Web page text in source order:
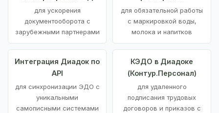
для ускорения
документооборота с
зарубежными партнерами
для обязательной работы
с маркировкой воды,
молока и напитков
Интеграция Диадок по
API
для синхронизации ЭДО с
уникальными
самописными системами
КЭДО в Диадоке
(Контур.Персонал)
для удаленного
подписания трудовых
договоров и приказов с